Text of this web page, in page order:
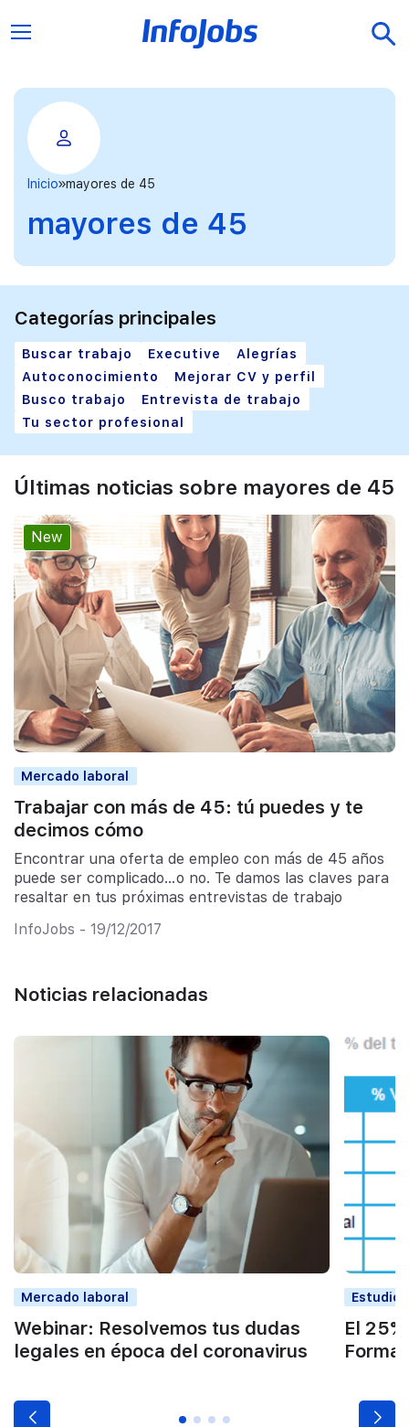
Inicio mayores de 45
mayores de 45
Categorías principales
Buscar trabajo Executive
Alegrías
Autoconocimiento
Mejorar CV y perfil
Busco trabajo
Entrevista de trabajo
Tu sector profesional
Últimas noticias sobre mayores de 45
New
Mercado laboral
Trabajar con más de 45: tú puedes y te
decimos cómo
Encontrar una oferta de empleo con más de 45 años
puede ser complicado…o no. Te damos las claves para
resaltar en tus próximas entrevistas de trabajo
InfoJobs - 19/12/2017
Noticias relacionadas
Mercado laboral
Webinar: Resolvemos tus dudas
legales en época del coronavirus
Estudios
El